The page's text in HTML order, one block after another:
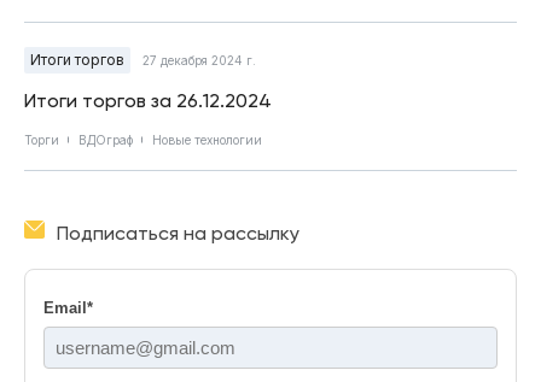
Итоги торгов 27 декабря 2024 г.
Итоги торгов за 26.12.2024
Торги ВДОграф Новые технологии
Подписаться на рассылку
Email *